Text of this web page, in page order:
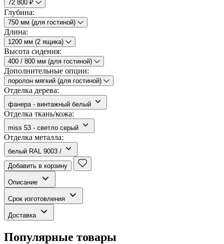
72 800 ₽
Глубина:
750 мм (для гостиной)
Длина:
1200 мм (2 ящика)
Высота сидения:
400 / 800 мм (для гостиной)
Дополнительные опции:
поролон мягкий (для гостиной)
Отделка дерева:
фанера - винтажный белый
Отделка ткань/кожа:
miss 53 - светло серый
Отделка металла:
белый RAL 9003 /
Добавить в корзину
Описание
Срок изготовления
Доставка
Популярные товары